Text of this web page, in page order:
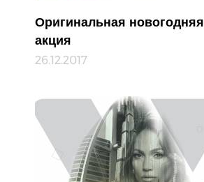
Оригинальная новогодняя
акция
26.12.2017